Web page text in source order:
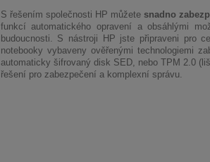
S řešením společnosti HP můžete snadno
funkcí automatického opravení a obsáhlými
budoucnosti. S nástroji HP jste připraveni pro
notebooky vybaveny ověřenými technologiemi
automaticky šifrovaný disk SED, nebo TPM 2.0
řešení pro zabezpečení a komplexní správu.